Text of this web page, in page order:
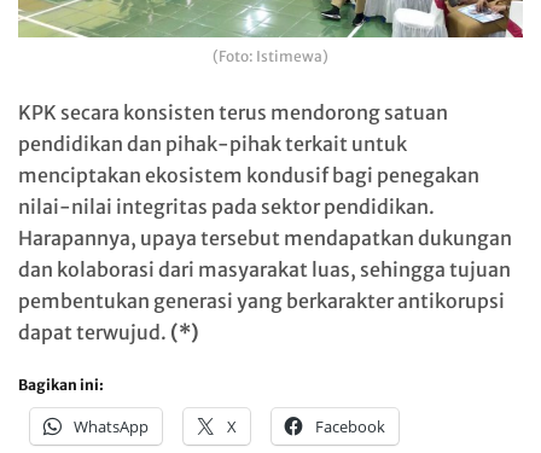
(Foto: Istimewa)
KPK secara konsisten terus mendorong satuan
pendidikan dan pihak-pihak terkait untuk
menciptakan ekosistem kondusif bagi penegakan
nilai-nilai integritas pada sektor pendidikan.
Harapannya, upaya tersebut mendapatkan dukungan
dan kolaborasi dari masyarakat luas, sehingga tujuan
pembentukan generasi yang berkarakter antikorupsi
dapat terwujud. (*)
Bagikan ini:
WhatsApp X Facebook